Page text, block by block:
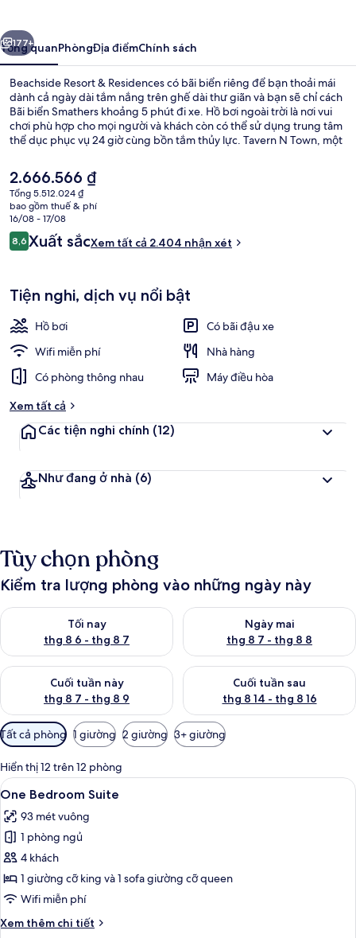
Tiếp
177+
Tổng quanPhòngĐịa điểmChính sách
Beachside Resort & Residences có bãi biển riêng để bạn thoải mái
dành cả ngày dài tắm nắng trên ghế dài thư giãn và bạn sẽ chỉ cách
Bãi biển Smathers khoảng 5 phút đi xe. Hồ bơi ngoài trời là nơi vui
chơi phù hợp cho mọi người và khách còn có thể sử dụng trung tâm
thể dục phục vụ 24 giờ cùng bồn tắm thủy lực. Tavern N Town, một
quán bar/khu lounge, bến du thuyền và quán bar cạnh hồ bơi. Du
khách đánh giá cao hồ bơi và nhân viên nhiệt tình.
Giá
hiện
tại
là
2.666.566 ₫
2.666.566 ₫
Tổng 5.512.024 ₫
bao gồm thuế & phí
16/08 - 17/08
Nhận
xét
8,68,6 trên 10,
Xuất sắcXem tất cả 2.404 nhận xét
Tiện nghi, dịch vụ nổi bật
Hồ bơi
Có bãi đậu xe
Wifi miễn phí
Nhà hàng
Có phòng thông nhau
Máy điều hòa
Xem tất cả
Các tiện nghi chính (12)
Như đang ở nhà (6)
Tùy chọn phòng
Kiểm tra lượng phòng vào những ngày này
Tối nay
thg 8 6 - thg 8 7
Kiểm tra lượng phòng tối nay từ thg 8 6 - thg 8 7
Ngày mai
thg 8 7 - thg 8 8
Kiểm tra lượng phòng ngày
Cuối tuần này
thg 8 7 - thg 8 9
Kiểm tra lượng phòng cuối tuần này từ thg 8 7 - thg 8 9
Cuối tuần sau
thg 8 14 - thg 8 16
Kiểm tra lượng phòng cuối
Bộ
lọc
có
thể
dùng
để
lọc
tìm
phòng
Tất cả phòng 1 giường 2 giường 3+ giường
Hiển thị 12 trên 12 phòng
Xem
tất
cả
ảnh
One
Bedroom
Suite
TV màn hình phẳng 50-inch có
19
One Bedroom Suite
93 mét vuông
1 phòng ngủ
4 khách
1 giường cỡ king và 1 sofa giường cỡ queen
Wifi miễn phí
Xem thêm chi tiết
Chi